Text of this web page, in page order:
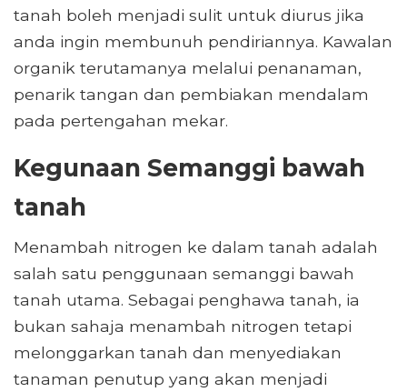
tanah boleh menjadi sulit untuk diurus jika
anda ingin membunuh pendiriannya. Kawalan
organik terutamanya melalui penanaman,
penarik tangan dan pembiakan mendalam
pada pertengahan mekar.
Kegunaan Semanggi bawah
tanah
Menambah nitrogen ke dalam tanah adalah
salah satu penggunaan semanggi bawah
tanah utama. Sebagai penghawa tanah, ia
bukan sahaja menambah nitrogen tetapi
melonggarkan tanah dan menyediakan
tanaman penutup yang akan menjadi